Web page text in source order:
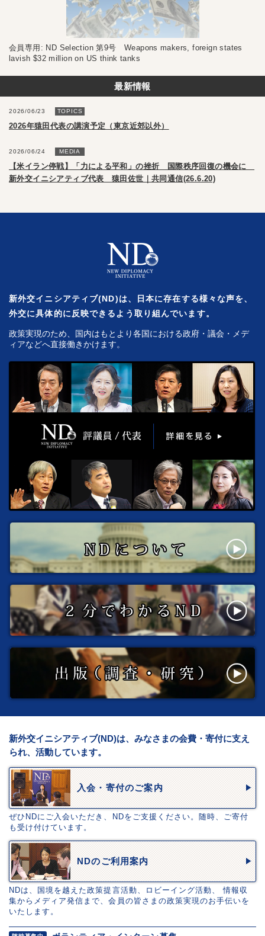
会員専用: ND Selection 第9号 Weapons makers, foreign states
lavish $32 million on US think tanks
最新情報
2026/06/23 TOPICS
2026年猿田代表の講演予定（東京近郊以外）
2026/06/24 MEDIA
【米イラン停戦】「力による平和」の挫折 国際秩序回復の機会に
新外交イニシアティブ代表 猿田佐世｜共同通信(26.6.20)
新外交イニシアティブ(ND)は、日本に存在する様々な声を、
外交に具体的に反映できるよう取り組んでいます。
政策実現のため、国内はもとより各国における政府・議会・メデ
ィアなどへ直接働きかけます。
新外交イニシアティブ(ND)は、みなさまの会費・寄付に支え
られ、活動しています。
入会・寄付のご案内
ぜひNDにご入会いただき、NDをご支援ください。随時、ご寄付
も受け付けています。
NDのご利用案内
NDは、国境を越えた政策提言活動、ロビーイング活動、 情報収
集からメディア発信まで、会員の皆さまの政策実現のお手伝いを
いたします。